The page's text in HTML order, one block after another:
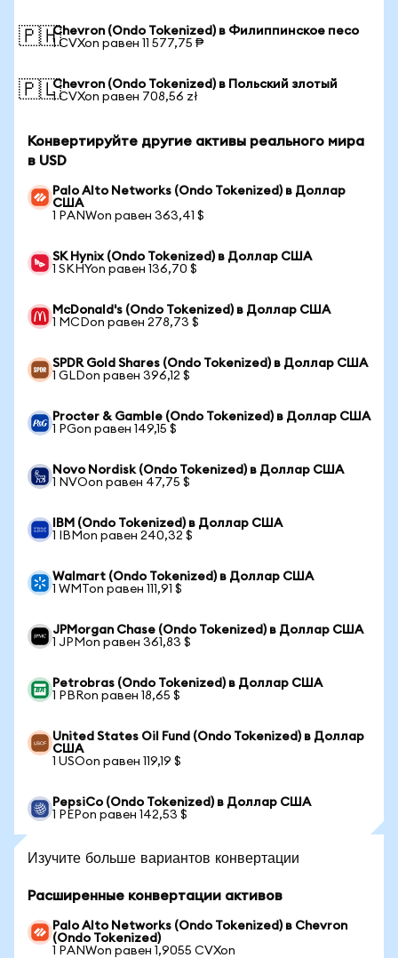
🇵🇭Chevron (Ondo Tokenized) в Филиппинское песо
1 CVXon равен 11 577,75 ₱
🇵🇱Chevron (Ondo Tokenized) в Польский злотый
1 CVXon равен 708,56 zł
Конвертируйте другие активы реального мира
в USD
Palo Alto Networks (Ondo Tokenized) в Доллар
США
1 PANWon равен 363,41 $
SK Hynix (Ondo Tokenized) в Доллар США
1 SKHYon равен 136,70 $
McDonald's (Ondo Tokenized) в Доллар США
1 MCDon равен 278,73 $
SPDR Gold Shares (Ondo Tokenized) в Доллар США
1 GLDon равен 396,12 $
Procter & Gamble (Ondo Tokenized) в Доллар США
1 PGon равен 149,15 $
Novo Nordisk (Ondo Tokenized) в Доллар США
1 NVOon равен 47,75 $
IBM (Ondo Tokenized) в Доллар США
1 IBMon равен 240,32 $
Walmart (Ondo Tokenized) в Доллар США
1 WMTon равен 111,91 $
JPMorgan Chase (Ondo Tokenized) в Доллар США
1 JPMon равен 361,83 $
Petrobras (Ondo Tokenized) в Доллар США
1 PBRon равен 18,65 $
United States Oil Fund (Ondo Tokenized) в Доллар
США
1 USOon равен 119,19 $
PepsiCo (Ondo Tokenized) в Доллар США
1 PEPon равен 142,53 $
Изучите больше вариантов конвертации
Расширенные конвертации активов
Palo Alto Networks (Ondo Tokenized) в Chevron
(Ondo Tokenized)
1 PANWon равен 1,9055 CVXon